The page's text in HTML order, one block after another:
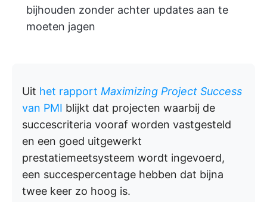
bijhouden zonder achter updates aan te
moeten jagen
Uit het rapport Maximizing Project Success
van PMI blijkt dat projecten waarbij de
succescriteria vooraf worden vastgesteld
en een goed uitgewerkt
prestatiemeetsysteem wordt ingevoerd,
een succespercentage hebben dat bijna
twee keer zo hoog is.